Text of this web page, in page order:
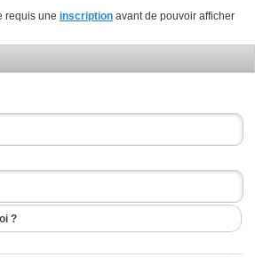
requis une inscription avant de pouvoir afficher
?